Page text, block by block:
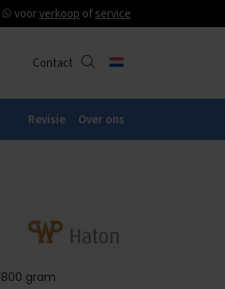
voorverkoop ofservice
Contact
Revisie Over ons
gram